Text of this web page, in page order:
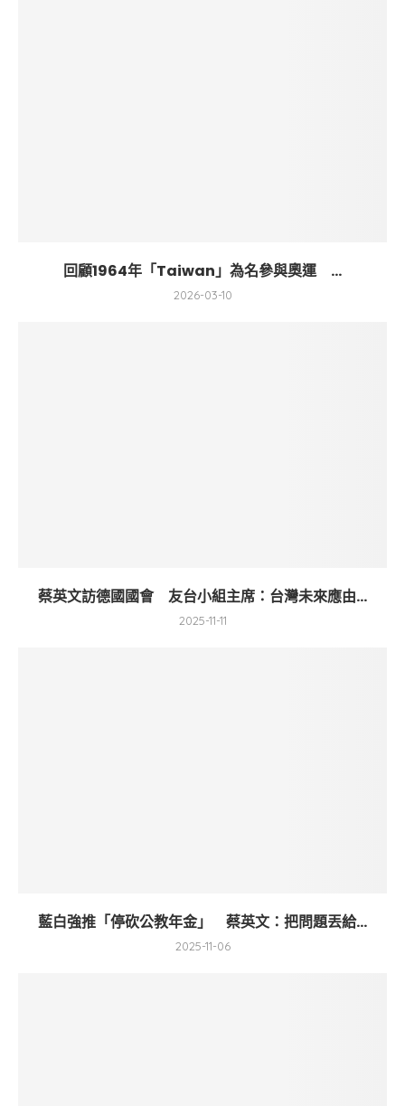
回顧1964年「Taiwan」為名參與奧運 ...
2026-03-10
蔡英文訪德國國會 友台小組主席：台灣未來應由...
2025-11-11
藍白強推「停砍公教年金」 蔡英文：把問題丟給...
2025-11-06